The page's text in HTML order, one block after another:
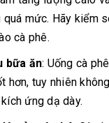
quá mức. Hãy kiểm
cà phê.
bữa ăn: Uống cà
hơn, tuy nhiên
ứng dạ dày.